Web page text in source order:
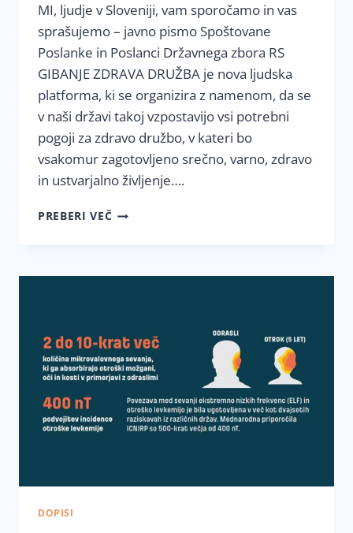
MI, ljudje v Sloveniji, vam sporočamo in vas
sprašujemo – javno pismo Spoštovane
Poslanke in Poslanci Državnega zbora RS
GIBANJE ZDRAVA DRUŽBA je nova ljudska
platforma, ki se organizira z namenom, da se
v naši državi takoj vzpostavijo vsi potrebni
pogoji za zdravo družbo, v kateri bo
vsakomur zagotovljeno srečno, varno, zdravo
in ustvarjalno življenje….
PREBERI VEČJAVNO
POSLANCEM
DOPISI